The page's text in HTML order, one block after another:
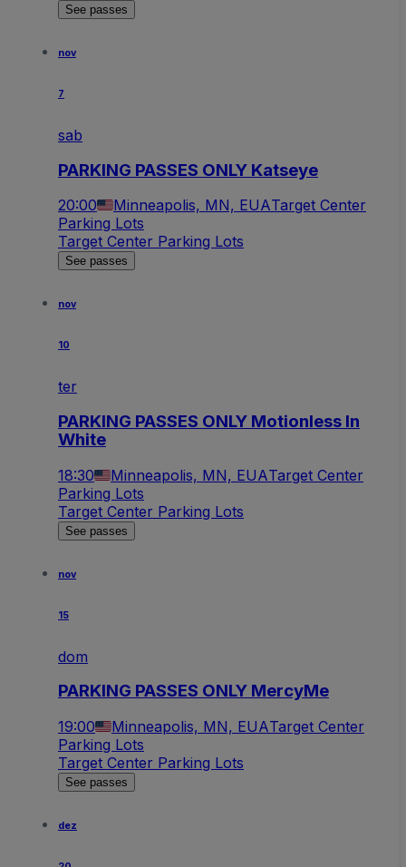
See passes
nov
7
sab
PARKING PASSES ONLY Katseye
20:00 Minneapolis, MN, EUATarget Center
Parking Lots
Target Center Parking Lots
See passes
nov
10
ter
PARKING PASSES ONLY Motionless In
White
18:30 Minneapolis, MN, EUATarget Center
Parking Lots
Target Center Parking Lots
See passes
nov
15
dom
PARKING PASSES ONLY MercyMe
19:00 Minneapolis, MN, EUATarget Center
Parking Lots
Target Center Parking Lots
See passes
dez